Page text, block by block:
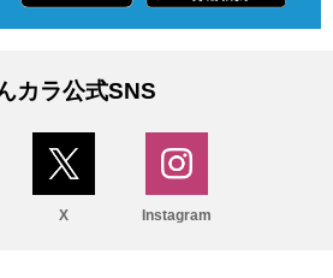
カラ公式SNS
X Instagram